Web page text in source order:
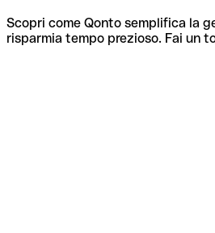
Scopri come Qonto semplifica la
risparmia tempo prezioso. Fai un